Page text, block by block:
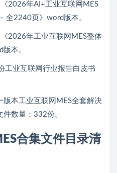
2026年AI+工业互联网MES
全2240页》word版本。
2026年工业互联网MES整体
本。
业互联网行业报告白皮书
本工业互联网MES全套解决
数量：332份。
合集文件目录清